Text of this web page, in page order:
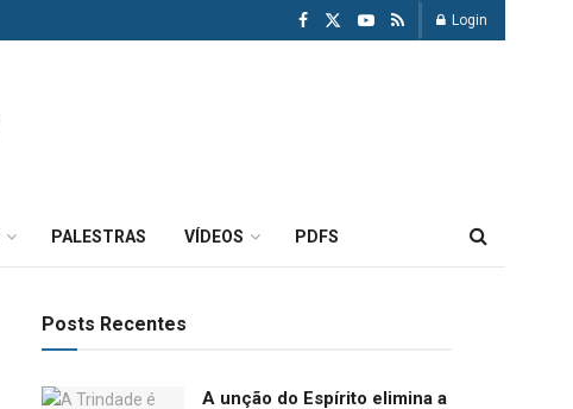
Login
PALESTRAS VÍDEOS PDFS
Posts Recentes
A unção do Espírito elimina a